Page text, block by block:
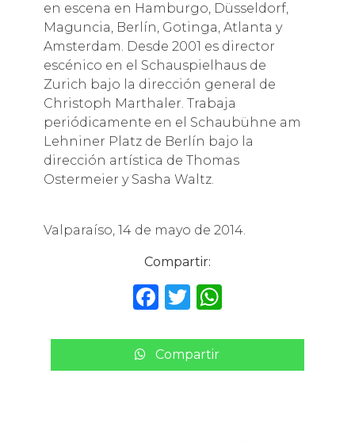
en escena en Hamburgo, Düsseldorf,
Maguncia, Berlín, Gotinga, Atlanta y
Amsterdam. Desde 2001 es director
escénico en el Schauspielhaus de
Zurich bajo la dirección general de
Christoph Marthaler. Trabaja
periódicamente en el Schaubühne am
Lehniner Platz de Berlín bajo la
dirección artística de Thomas
Ostermeier y Sasha Waltz.
Valparaíso, 14 de mayo de 2014.
Compartir:
F
c
e
T
it
te
W
a
ts
Compartir